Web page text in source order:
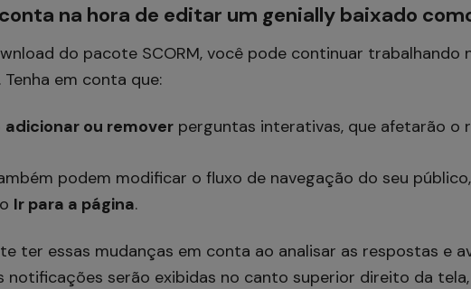
na hora de editar um genially baixado
do pacote SCORM, você pode continuar trabalhando
em conta que:
adicionar ou remover perguntas interativas, que afetarão o
podem modificar o fluxo de navegação do seu
Ir para a página.
ter essas mudanças em conta ao analisar as respostas e
notificações serão exibidas no canto superior direito da